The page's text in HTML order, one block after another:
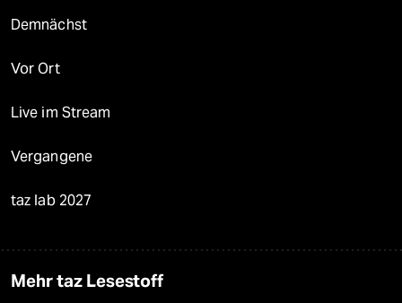
Demnächst
Vor Ort
Live im Stream
Vergangene
taz lab 2027
Mehr taz Lesestoff